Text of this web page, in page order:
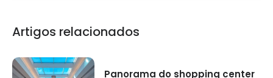
Artigos relacionados
Panorama do shopping center